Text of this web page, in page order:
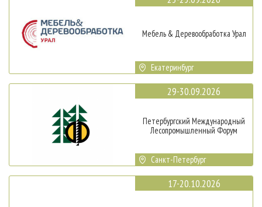
Мебель & Деревообработка Урал
Екатеринбург
29-30.09.2026
Петербургский Международный
Лесопромышленный Форум
Санкт-Петербург
17-20.10.2026